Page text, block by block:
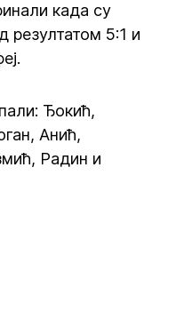
када су
5:1 и
Ђокић,
Анић,
Радин и